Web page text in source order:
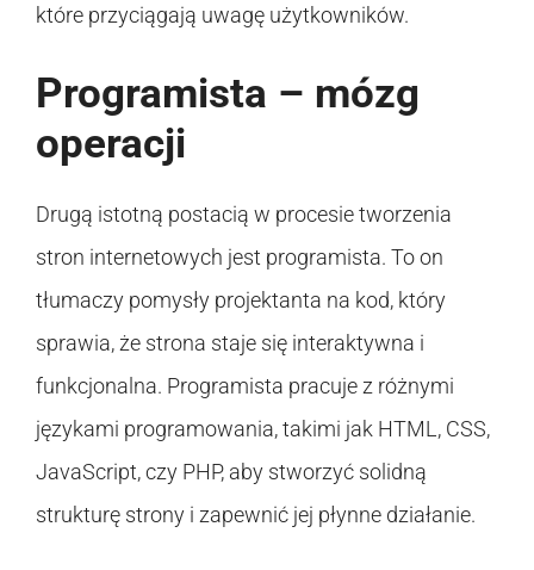
które przyciągają uwagę użytkowników.
Programista – mózg
operacji
Drugą istotną postacią w procesie tworzenia
stron internetowych jest programista. To on
tłumaczy pomysły projektanta na kod, który
sprawia, że strona staje się interaktywna i
funkcjonalna. Programista pracuje z różnymi
językami programowania, takimi jak HTML, CSS,
JavaScript, czy PHP, aby stworzyć solidną
strukturę strony i zapewnić jej płynne działanie.